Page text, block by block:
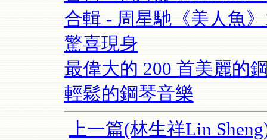
合輯 - 周星馳《美人魚
驚喜現身
最偉大的 200 首美麗的
輕鬆的鋼琴音樂
上一篇(林生祥Lin